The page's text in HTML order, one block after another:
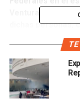
Ventura Ramos,
dichas personas,
Además, recordó
por los sucesos
años, ya solo 64